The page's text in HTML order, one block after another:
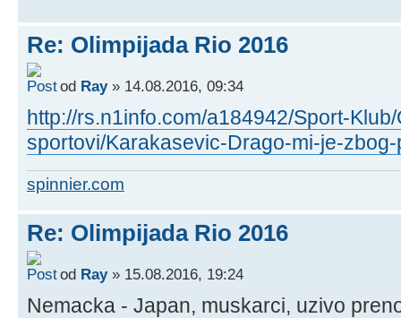
Re: Olimpijada Rio 2016
od Ray» 14.08.2016, 09:34
http://rs.n1info.com/a184942/Sport-
sportovi/Karakasevic-Drago-mi-je-
spinnier.com
Re: Olimpijada Rio 2016
od Ray» 15.08.2016, 19:24
Nemacka - Japan, muskarci, uzivo